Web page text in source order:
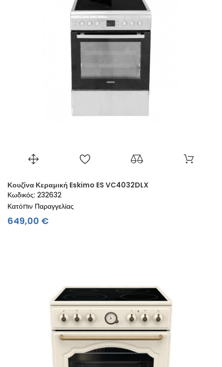
Κουζίνα Κεραμική Eskimo ES VC4032DLX
Κωδικός: 232632
Κατόπιν Παραγγελίας
649,00 €Τιμή